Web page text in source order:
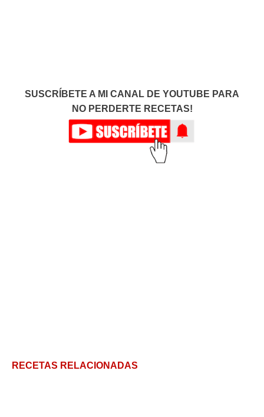
SUSCRÍBETE A MI CANAL DE YOUTUBE PARA
NO PERDERTE RECETAS!
RECETAS RELACIONADAS